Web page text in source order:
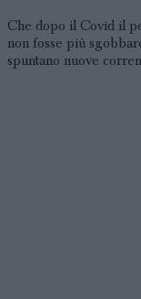
Che dopo il Covid il
non fosse più
spuntano nuove